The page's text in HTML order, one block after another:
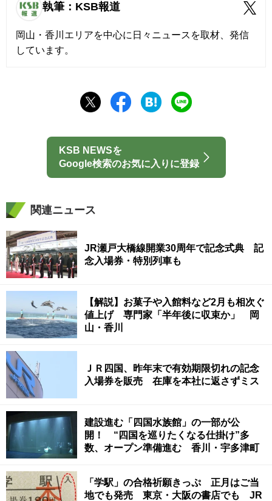
執筆：KSB報道
岡山・香川エリアを中心に日々ニュースを取材、発信
しています。
KSB NEWSを
Google検索のお気に入りに登録
関連ニュース
JR瀬戸大橋線開業30周年で記念式典 記
念入場券・特別列車も
【解説】お菓子や入館料など2月も相次ぐ
値上げ 専門家「半年後に収束か」 岡
山・香川
ＪＲ四国、昨年末で有効期限切れの記念
入場券を販売 在庫を本社に返さずミス
建設進む「四国水族館」の一部が公
開！ “四国を巡りたくなる仕掛け”多
数、オープン準備進む 香川・宇多津町
「学駅」の合格祈願きっぷ 正月はご当
地でも発売 東京・大阪の書店でも JR